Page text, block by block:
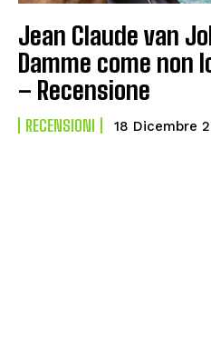
Jean Claude van
Damme come non
– Recensione
RECENSIONI 18 Dicembre